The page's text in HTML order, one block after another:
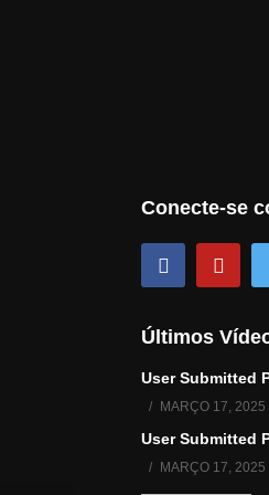
Conecte-se
Últimos
User Submitted
MARÇO 17, 2025
User Submitted
MARÇO 17, 2025